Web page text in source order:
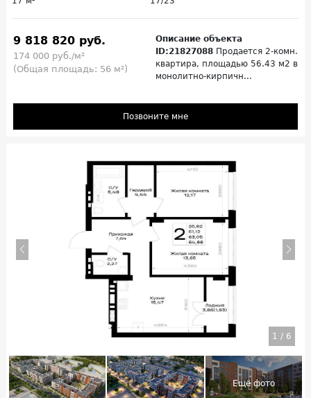
9 818 820 руб.
174 000 руб./м²
(Общая площадь: 56 м²)
Описание объекта
ID:21827088 Продается 2-комн.
квартира, площадью 56.43 м2 в
монолитно-кирпичн...
Позвоните мне
1 / 6